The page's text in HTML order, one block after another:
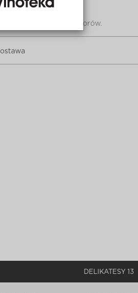
produktu
z suszonych pomidorów.
DELIKATESY 13